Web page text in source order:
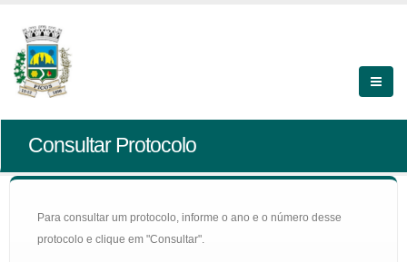
Consultar Protocolo
Para consultar um protocolo, informe o ano e o número desse
protocolo e clique em "Consultar".